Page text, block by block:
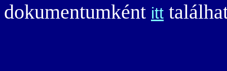
dokumentumként itt